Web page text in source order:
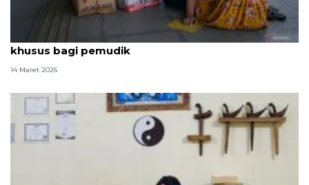
Sejumlah merek mobil China siap tawarkan layanan
khusus bagi pemudik
14 Maret 2026